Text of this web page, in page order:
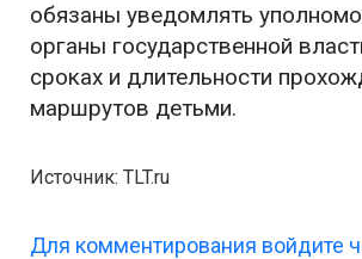
обязаны уведомлять
органы государственной
сроках и длительности
маршрутов детьми.
Источник: TLT.ru
Для комментирования войдите